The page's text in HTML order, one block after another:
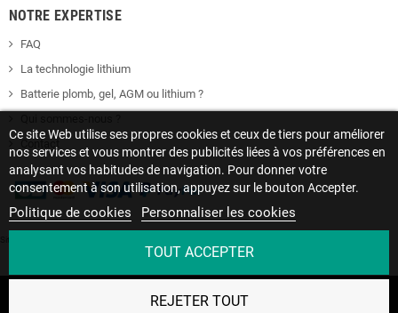
NOTRE EXPERTISE
FAQ
La technologie lithium
Batterie plomb, gel, AGM ou lithium ?
Contact
Ce site Web utilise ses propres cookies et ceux de tiers pour améliorer
nos services et vous montrer des publicités liées à vos préférences en
analysant vos habitudes de navigation. Pour donner votre
consentement à son utilisation, appuyez sur le bouton Accepter.
Politique de cookies Personnaliser les cookies
REJETER TOUT
TOUT ACCEPTER
Copyright © 2022 SOLISE • Le spécialiste des batteries lithium | Créé par